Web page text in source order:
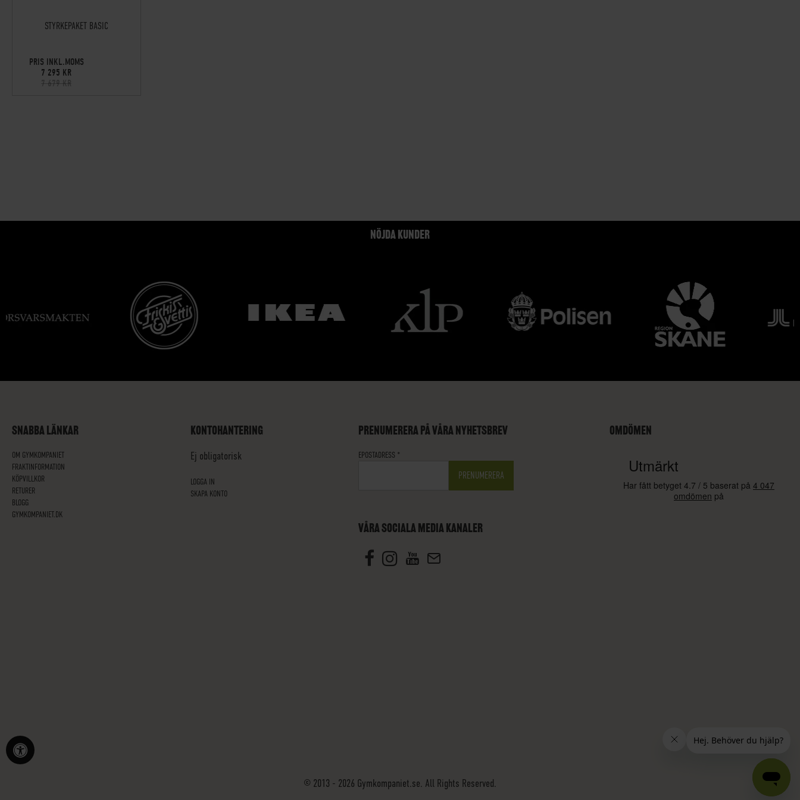
STYRKEPAKET BASIC
PRIS INKL.MOMS
7 295 KR
7 679 KR
NÖJDA KUNDER
SNABBA LÄNKAR
OM GYMKOMPANIET
FRAKTINFORMATION
KÖPVILLKOR
RETURER
BLOGG
GYMKOMPANIET.DK
KONTOHANTERING
Ej obligatorisk
LOGGA IN
SKAPA KONTO
PRENUMERERA PÅ VÅRA NYHETSBREV
EPOSTADRESS *
VÅRA SOCIALA MEDIA KANALER
OMDÖMEN
© 2013 - 2026 Gymkompaniet.se. All Rights Reserved.